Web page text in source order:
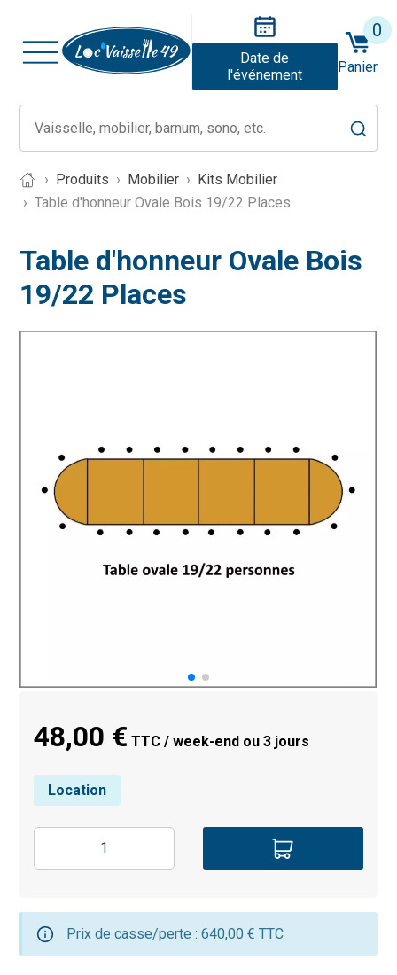
Date de
l'événement
0
Panier
Produits Mobilier
Kits Mobilier
Table d'honneur Ovale Bois 19/22 Places
Table d'honneur Ovale Bois
19/22 Places
48,00 € TTC / week-end ou 3 jours
Location
Prix de casse/perte : 640,00 € TTC